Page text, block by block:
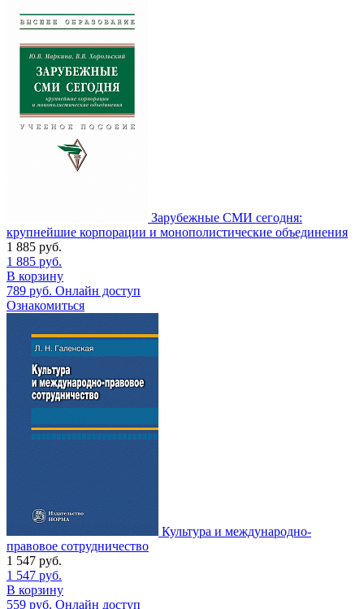
Зарубежные СМИ сегодня:
крупнейшие корпорации и монополистические объединения
1 885 руб.
1 885 руб.
В корзину
789 руб. Онлайн доступ
Ознакомиться
Культура и международно-
правовое сотрудничество
1 547 руб.
1 547 руб.
В корзину
559 руб. Онлайн доступ